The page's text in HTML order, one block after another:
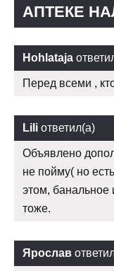
АПТЕКЕ
Hohlataja
Перед всеми ,
Lili ответил(а)
Объявлено
не пойму( но
этом,
тоже.
Ярослав